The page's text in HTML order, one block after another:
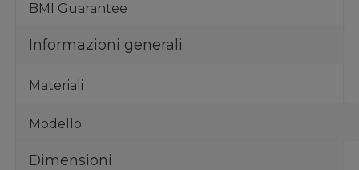
BMI Guarantee
Informazioni generali
Materiali
Modello
Dimensioni